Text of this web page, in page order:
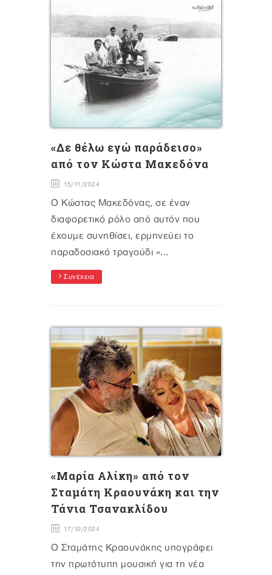
«Δε θέλω εγώ παράδεισο»
από τον Κώστα Μακεδόνα
15/11/2024
Ο Κώστας Μακεδόνας, σε έναν
διαφορετικό ρόλο από αυτόν που
έχουμε συνηθίσει, ερμηνεύει το
παραδοσιακό τραγούδι «...
Συνέχεια
«Μαρία Αλίκη» από τον
Σταμάτη Κραουνάκη και την
Τάνια Τσανακλίδου
17/10/2024
Ο Σταμάτης Κραουνάκης υπογράφει
την πρωτότυπη μουσική για τη νέα